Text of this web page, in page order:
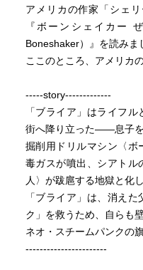
アメリカの作家「シェ
『ボーンシェイカー
Boneshaker）』を読みま
ここのところ、アメリカ
-----story-------------
「ブライア」はライフ
街へ降り立った――息子
掘削用ドリルマシン〈ボ
毒ガスが噴出、シアトル
人〉が跋扈する地獄と化
「ブライア」は、消え
ク」を救うため、自らも
ネオ・スチームパンクの
-----------------------